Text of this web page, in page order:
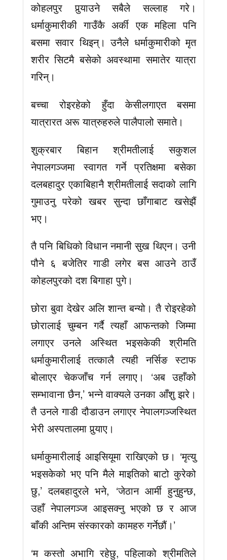
कोहलपुर पुर्‍याउने सबैले सल्लाह गरे।
धर्माकुमारीकी गाउँकै अर्की एक महिला पनि
बसमा सवार थिइन्। उनैले धर्माकुमारीको मृत
शरीर सिटमै बसेको अवस्थामा समातेर यात्रा
गरिन्।
बच्चा रोइरहेको हुँदा केसीलगाएत बसमा
यात्रारत अरू यात्रुहरुले पालैपालो समाते।
शुक्रबार बिहान श्रीमतीलाई सकुशल
नेपालगञ्जमा स्वागत गर्ने प्रतिक्षमा बसेका
दलबहादुर एकाबिहानै श्रीमतीलाई सदाको लागि
गुमाउनु परेको खबर सुन्दा छाँगाबाट खसेझैं
भए।
तै पनि बिधिको विधान नमानी सुख थिएन। उनी
पौने ६ बजेतिर गाडी लगेर बस आउने ठाउँ
कोहलपुरको दश बिगाहा पुगे।
छोरा बुवा देखेर अलि शान्त बन्यो। तै रोइरहेको
छोरालाई चुम्बन गर्दै त्यहाँ आफन्तको जिम्मा
लगाएर उनले अस्थित भइसकेकी श्रीमति
धर्माकुमारीलाई तत्कालै त्यही नर्सिङ स्टाफ
बोलाएर चेकजाँच गर्न लगाए। ‘अब उहाँको
सम्भावाना छैन,’ भन्ने वाक्यले उनका आँशु झरे।
तै उनले गाडी दौडाउन लगाएर नेपालगञ्जस्थित
भेरी अस्पतालमा पुर्‍याए।
धर्माकुमारीलाई आइसियूमा राखिएको छ। ‘मृत्यु
भइसकेको भए पनि मैले माइतिको बाटो कुरेको
छु,’ दलबहादुरले भने, ‘जेठान आर्मी हुनुहुन्छ,
उहाँ नेपालगञ्ज आइसक्नु भएको छ र आज
बाँकी अन्तिम संस्कारको कामहरु गर्नेछौं।’
‘म कस्तो अभागि रहेछु, पहिलाको श्रीमतिले